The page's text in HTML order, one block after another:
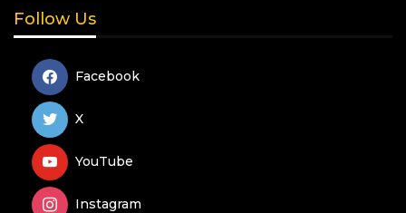
Follow Us
Facebook
X
YouTube
Instagram